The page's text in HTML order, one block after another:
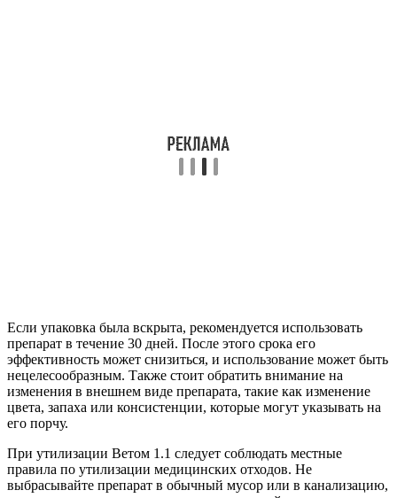
Если упаковка была вскрыта, рекомендуется использовать
препарат в течение 30 дней. После этого срока его
эффективность может снизиться, и использование может быть
нецелесообразным. Также стоит обратить внимание на
изменения в внешнем виде препарата, такие как изменение
цвета, запаха или консистенции, которые могут указывать на
его порчу.
При утилизации Ветом 1.1 следует соблюдать местные
правила по утилизации медицинских отходов. Не
выбрасывайте препарат в обычный мусор или в канализацию,